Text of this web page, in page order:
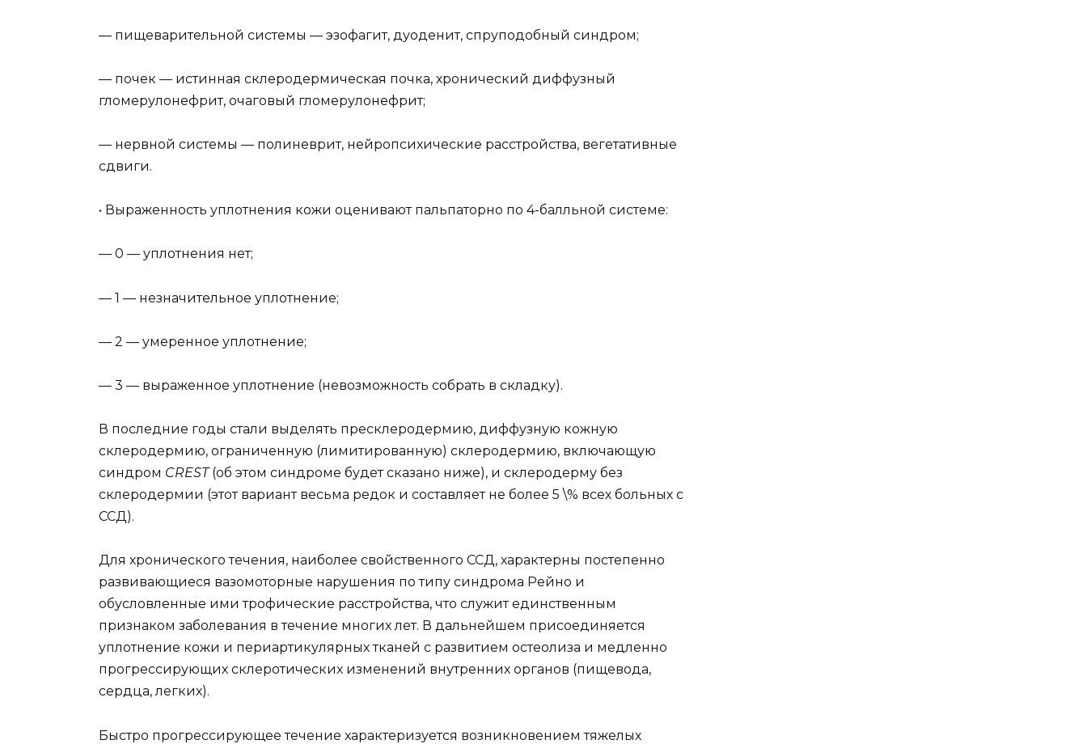
— пищеварительной системы — эзофагит, дуоденит, спруподобный синдром;
— почек — истинная склеродермическая почка, хронический диффузный
гломерулонефрит, очаговый гломерулонефрит;
— нервной системы — полиневрит, нейропсихические расстройства, вегетативные
сдвиги.
• Выраженность уплотнения кожи оценивают пальпаторно по 4-балльной системе:
— 0 — уплотнения нет;
— 1 — незначительное уплотнение;
— 2 — умеренное уплотнение;
— 3 — выраженное уплотнение (невозможность собрать в складку).
В последние годы стали выделять пресклеродермию, диффузную кожную
склеродермию, ограниченную (лимитированную) склеродермию, включающую
синдром CREST(об этом синдроме будет сказано ниже), и склеродерму без
склеродермии (этот вариант весьма редок и составляет не более 5 \% всех больных с
ССД).
Для хронического течения, наиболее свойственного ССД, характерны постепенно
развивающиеся вазомоторные нарушения по типу синдрома Рейно и
обусловленные ими трофические расстройства, что служит единственным
признаком заболевания в течение многих лет. В дальнейшем присоединяется
уплотнение кожи и периартикулярных тканей с развитием остеолиза и медленно
прогрессирующих склеротических изменений внутренних органов (пищевода,
сердца, легких).
Быстро прогрессирующее течение характеризуется возникновением тяжелых